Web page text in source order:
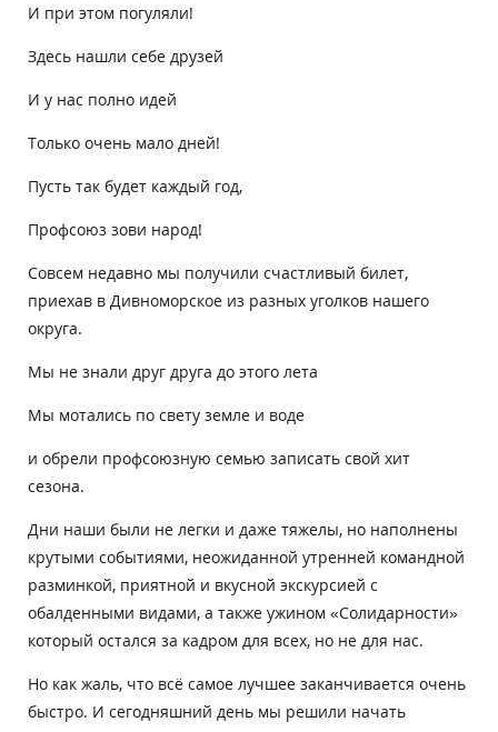
И при этом погуляли!
Здесь нашли себе друзей
И у нас полно идей
Только очень мало дней!
Пусть так будет каждый год,
Профсоюз зови народ!
Совсем недавно мы получили счастливый билет,
приехав в Дивноморское из разных уголков нашего
округа.
Мы не знали друг друга до этого лета
Мы мотались по свету земле и воде
и обрели профсоюзную семью записать свой хит
сезона.
Дни наши были не легки и даже тяжелы, но наполнены
крутыми событиями, неожиданной утренней командной
разминкой, приятной и вкусной экскурсией с
обалденными видами, а также ужином «Солидарности»
который остался за кадром для всех, но не для нас.
Но как жаль, что всё самое лучшее заканчивается очень
быстро. И сегодняшний день мы решили начать